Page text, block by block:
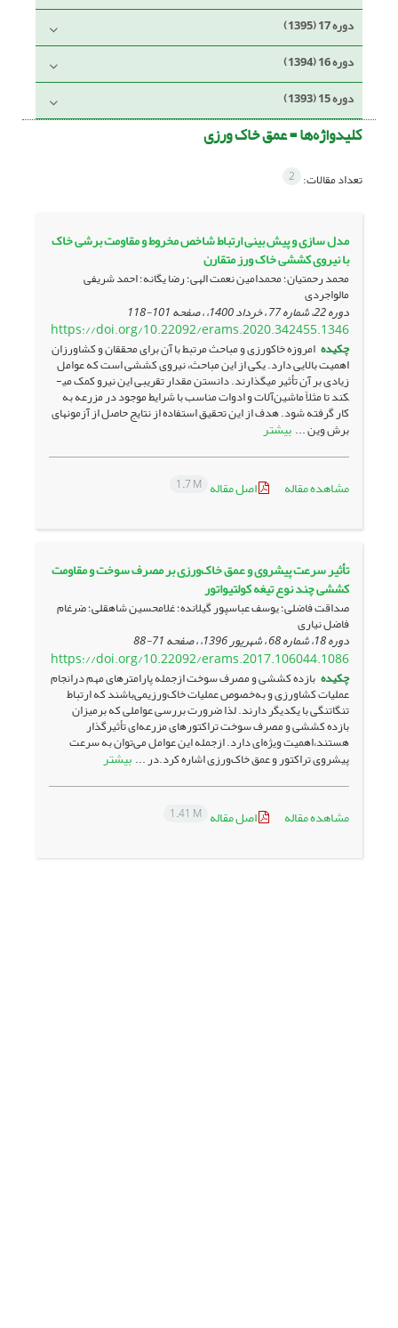
دوره 17 (1395)
دوره 16 (1394)
دوره 15 (1393)
کلیدواژه‌ها =عمق خاک ورزی
تعداد مقالات: 2
مدل سازی و پیش بینی ارتباط شاخص مخروط و مقاومت برشی خاک
با نیروی کششی خاک ورز متقارن
محمد رحمتیان؛ محمدامین نعمت الهی؛ رضا یگانه؛ احمد شریفی
مالواجردی
دوره 22، شماره 77 ، خرداد 1400، ، صفحه 101-118
https://doi.org/10.22092/erams.2020.342455.1346
چکیده امروزه خاک­ورزی و مباحث مرتبط با آن برای محققان و کشاورزان
اهمیت بالایی دارد. یکی از این مباحث، نیروی کششی است که عوامل
زیادی بر آن تأثیر می­گذارند. دانستن مقدار تقریبی این نیرو کمک می­
کند تا مثلاً ماشین­‌آلات و ادوات مناسب با شرایط موجود در مزرعه به
کار گرفته شود. هدف از این تحقیق استفاده از نتایج حاصل از آزمون­های
برش وین ... بیشتر
مشاهده مقاله اصل مقاله 1.7 M
تأثیر سرعت پیشروی و عمق خاک‌ورزی بر مصرف سوخت و مقاومت
کششی چند نوع تیغه کولتیواتور
صداقت فاضلی؛ یوسف عباسپور گیلانده؛ غلامحسین شاهقلی؛ ضرغام
فاضل نیاری
دوره 18، شماره 68 ، شهریور 1396، ، صفحه 71-88
https://doi.org/10.22092/erams.2017.106044.1086
چکیده بازده کششی و مصرف سوخت ازجمله پارامترهای مهم درانجام
عملیات کشاورزی و به‌خصوص عملیات خاک‌ورزیمی‌باشند که ارتباط
تنگاتنگی با یکدیگر دارند. لذا ضرورت بررسی عواملی که برمیزان
بازده کششی و مصرف سوخت تراکتورهای مزرعه‌ای تأثیرگذار
هستند،اهمیت ویژه‌ای دارد. ازجمله این عوامل می‌توان به سرعت
پیشروی تراکتور و عمق خاک‌ورزی اشاره کرد.در ... بیشتر
مشاهده مقاله اصل مقاله 1.41 M